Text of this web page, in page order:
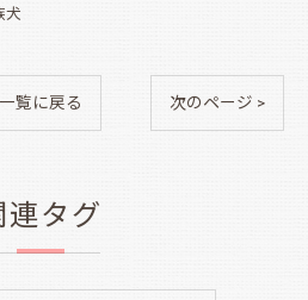
犬
一覧に戻る 次のページ >
連タグ